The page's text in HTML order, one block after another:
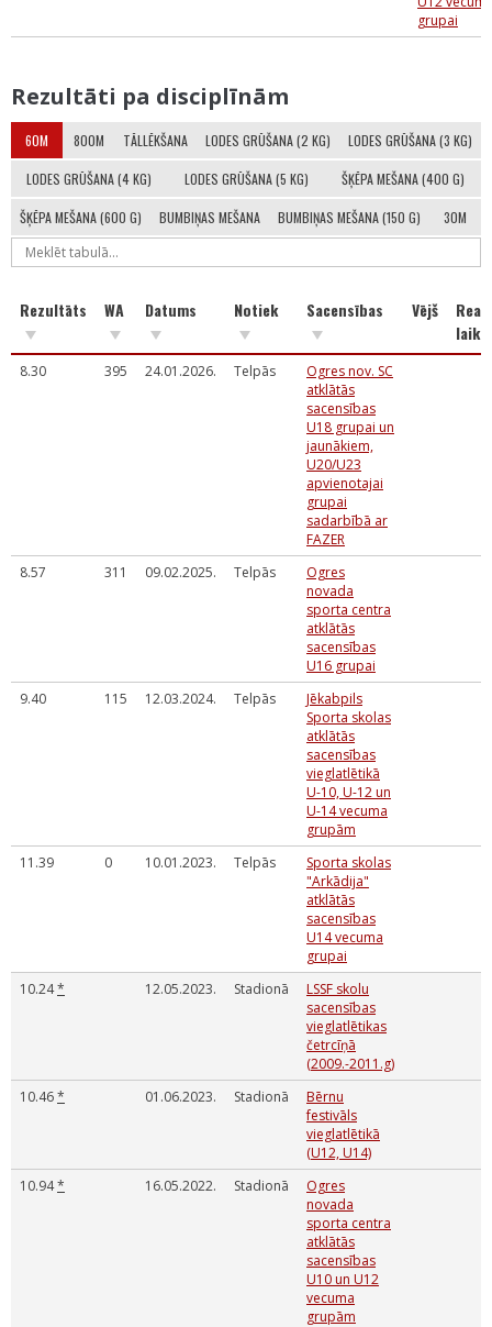
grupai
Rezultāti pa disciplīnām
60M 800M TĀLLĒKŠANA LODES GRŪŠANA (2 KG) LODES GRŪŠANA (3 KG)
LODES GRŪŠANA (4 KG) LODES GRŪŠANA (5 KG) ŠĶĒPA MEŠANA (400 G)
ŠĶĒPA MEŠANA (600 G) BUMBIŅAS MEŠANA BUMBIŅAS MEŠANA (150 G) 30M
Rezultāts WA Datums Notiek Sacensības Vējš
laiks
8.30 395 24.01.2026. Telpās
Ogres nov. SC
atklātās
sacensības
U18 grupai un
jaunākiem,
U20/U23
apvienotajai
grupai
sadarbībā ar
FAZER
8.57
311 09.02.2025. Telpās
Ogres
novada
sporta centra
atklātās
sacensības
U16 grupai
9.40
115 12.03.2024. Telpās
Jēkabpils
Sporta skolas
atklātās
sacensības
vieglatlētikā
U-10, U-12 un
U-14 vecuma
grupām
11.39
0 10.01.2023. Telpās
Sporta skolas
"Arkādija"
atklātās
sacensības
U14 vecuma
grupai
10.24* 12.05.2023. Stadionā
LSSF skolu
sacensības
vieglatlētikas
četrcīņā
(2009.-2011.g)
10.46* 01.06.2023. Stadionā
Bērnu
festivāls
vieglatlētikā
(U12, U14)
10.94* 16.05.2022. Stadionā
Ogres
novada
sporta centra
atklātās
sacensības
U10 un U12
vecuma
grupām